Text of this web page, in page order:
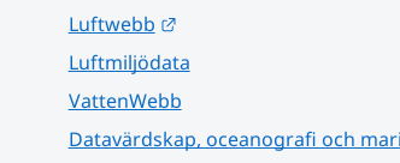
Luftwebb
Länk till annan webbplats.
Luftmiljödata
VattenWebb
Datavärdskap, oceanografi och